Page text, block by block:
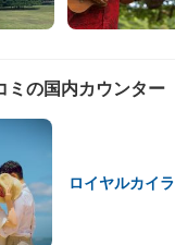
ミの国内カウンター
ロイヤルカイラ